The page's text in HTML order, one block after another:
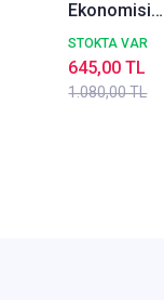
Ekonomisi
Tamamı
Çözümlü
Soru Bankası
STOKTA VAR
1.080,00 TL
645,00 TL